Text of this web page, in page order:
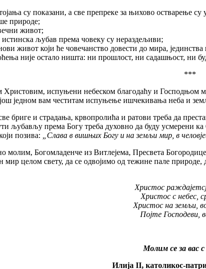
су показани, а све препреке за њихово остварење су
природе;
живот;
љубав према човеку су нераздељиви;
који ће човечанство довести до мира, јединства
није остало ништа: ни прошлост, ни садашњост, ни
***
испуњени небеском благодаћу и Господњом
једном вам честитам испуњење ишчекивања неба и
и страдања, крвопролића и ратови треба да
љубављу према Богу треба духовно да буду усмерени
позива:
„Слава в вишњих Богу и на земљи мир, в
Богомладенче из Витлејема, Пресвета
целом свету, да се одвојимо од тежине пале
Христос
Христос с небес,
Христос на земљи,
Појте Господеви,
Молим се за вас
Илија II, католикос-